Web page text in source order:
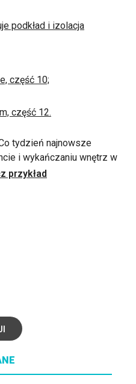
podkład i izolacja
część 10;
część 12.
tydzień najnowsze
i wykańczaniu wnętrz w
przykład